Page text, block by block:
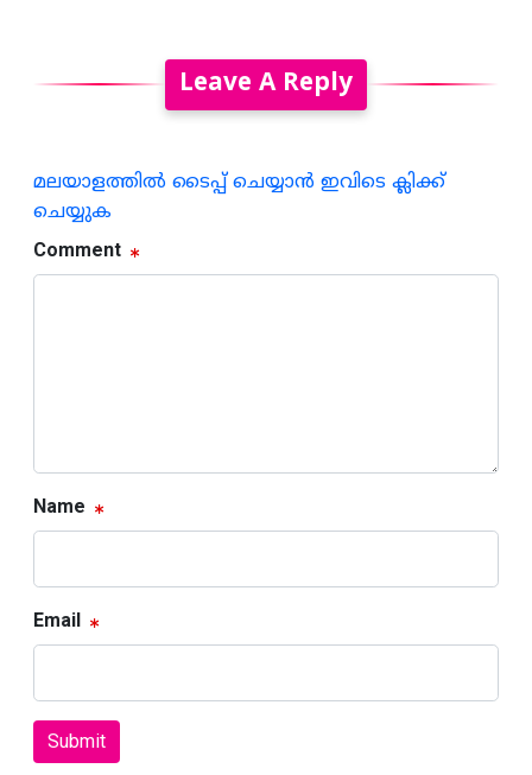
Leave A Reply
മലയാളത്തില്‍ ടൈപ്പ് ചെയ്യാന്‍ ഇവിടെ ക്ലിക്ക്
ചെയ്യുക
Comment
Name
Email
Submit